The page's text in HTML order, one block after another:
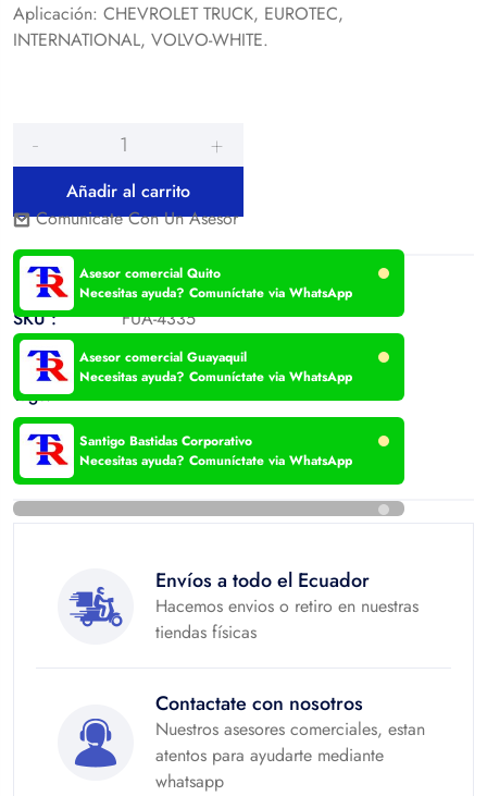
Aplicación: CHEVROLET TRUCK, EUROTEC,
INTERNATIONAL, VOLVO-WHITE.
Añadir al carrito
Asesor comercial Quito
Necesitas ayuda? Comuníctate via WhatsApp
Asesor comercial Guayaquil
Necesitas ayuda? Comuníctate via WhatsApp
Santigo Bastidas Corporativo
Necesitas ayuda? Comuníctate via WhatsApp
Comunicate Con Un Asesor
SKU :
FUA-4335
Categories:
Ejes,Productos de oferta
Tags:
Hacemos envíos a todo el Ecuador
Envíos a todo el Ecuador
Hacemos envios o retiro en nuestras
tiendas físicas
Contactate con nosotros
Nuestros asesores comerciales, estan
atentos para ayudarte mediante
whatsapp